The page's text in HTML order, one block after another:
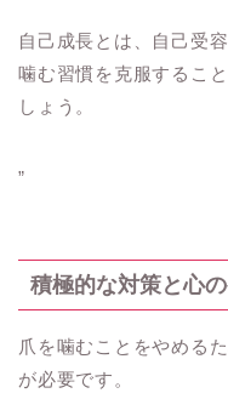
自己成長とは、自己受
噛む習慣を克服するこ
しょう。
”
積極的な対策と心
爪を噛むことをやめる
が必要です。